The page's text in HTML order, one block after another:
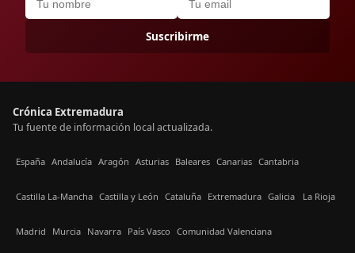
Suscribirme
Crónica Extremadura
Tu fuente de información local actualizada.
España Andalucía Aragón Asturias Baleares Canarias Cantabria
Castilla La-Mancha Castilla y León Cataluña Extremadura Galicia La Rioja
Madrid Murcia Navarra País Vasco Comunidad Valenciana